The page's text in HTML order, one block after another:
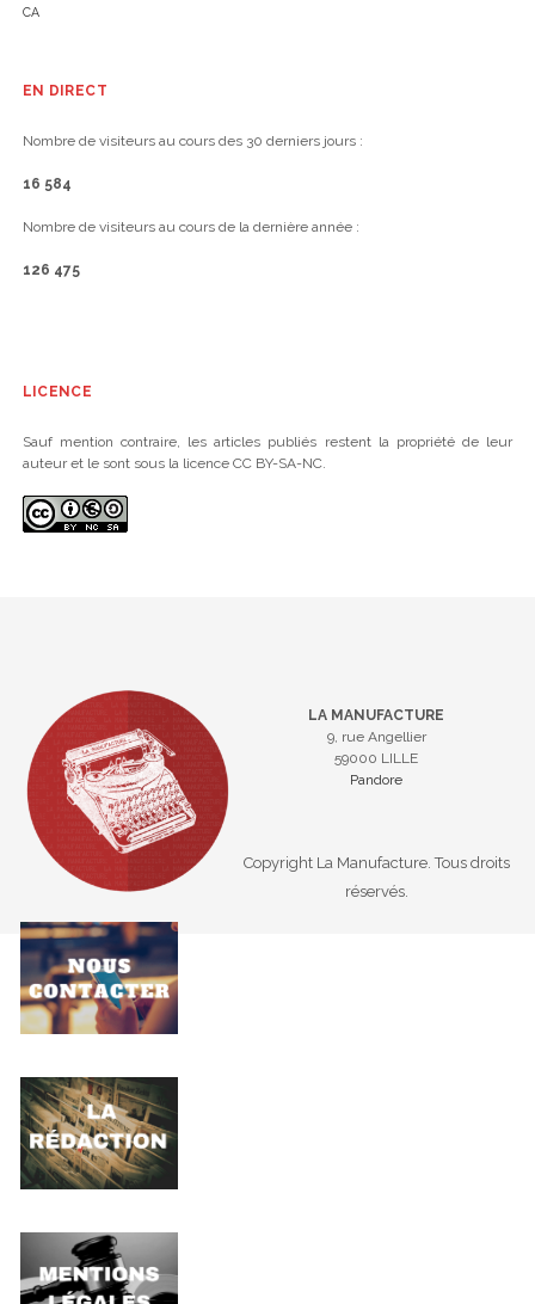
CA
EN DIRECT
Nombre de visiteurs au cours des 30 derniers jours :
16 584
Nombre de visiteurs au cours de la dernière année :
126 475
LICENCE
Sauf mention contraire, les articles publiés restent la propriété de leur
auteur et le sont sous la licence CC BY-SA-NC.
LA MANUFACTURE
9, rue Angellier
59000 LILLE
Pandore
Copyright La Manufacture. Tous droits
réservés.